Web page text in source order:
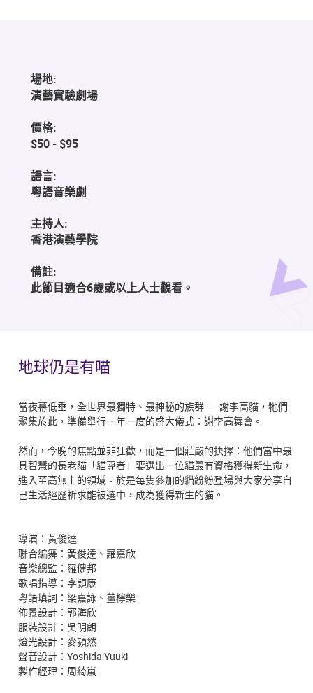
場地:
演藝實驗劇場
價格:
$50 - $95
語言:
粵語音樂劇
主持人:
香港演藝學院
備註:
此節目適合6歲或以上人士觀看。
地球仍是有喵
當夜幕低垂，全世界最獨特、最神秘的族群——謝李⾼貓，牠們
聚集於此，準備舉行一年一度的盛大儀式：謝李⾼舞會。
然而，今晚的焦點並非狂歡，而是一個莊嚴的抉擇：他們當中最
具智慧的長老貓「貓尊者」要選出一位貓最有資格獲得新生命，
進入至高無上的領域。於是每隻參加的貓紛紛登場與大家分享自
己生活經歷祈求能被選中，成為獲得新生的貓。
導演：黃俊達
聯合編舞：黃俊達、羅嘉欣
音樂總監：羅健邦
歌唱指導：李頴康
粵語填詞：梁嘉詠、薑檸樂
佈景設計：郭海欣
服裝設計：吳明朗
燈光設計：麥潁然
聲音設計：Yoshida Yuuki
製作經理：周綺嵐